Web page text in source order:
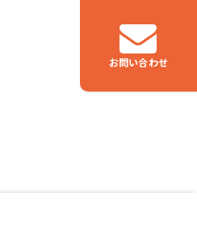
お問い合わせ